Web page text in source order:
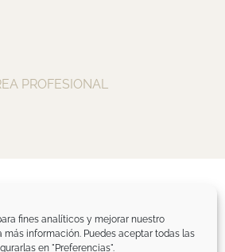
fines analíticos y mejorar nuestro
información. Puedes aceptar todas las
en "Preferencias".
PROFESIONAL